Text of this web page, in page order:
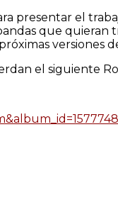
presentar el
que
el siguiente